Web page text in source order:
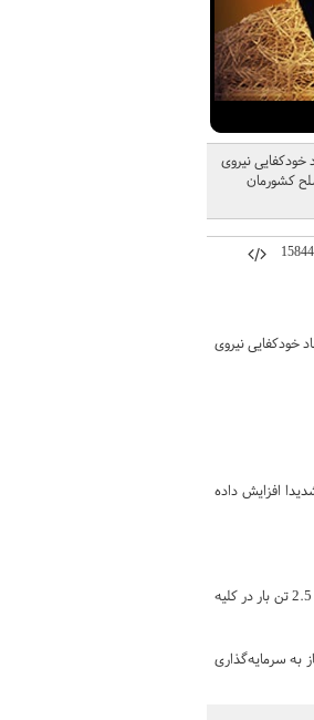
تحقیقات و جهاد خودکفایی نیروی
کشورمان
15844
تحقیقات و جهاد خودکفایی نیروی
افزایش داده
این خودرو با طول 7 متر، عرض 2.5 متر و ارتفاع 2.8 متر و با قدرت موتور 240 اسب بخار ظرفیت حمل 5 تن بار در جاده و 2.5 تن بار در کلیه
به سرمایه‌گذاری